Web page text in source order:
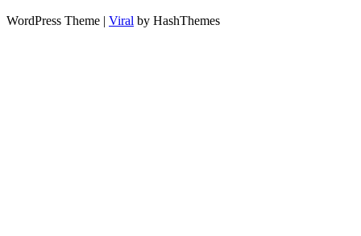
WordPress Theme | Viral by HashThemes